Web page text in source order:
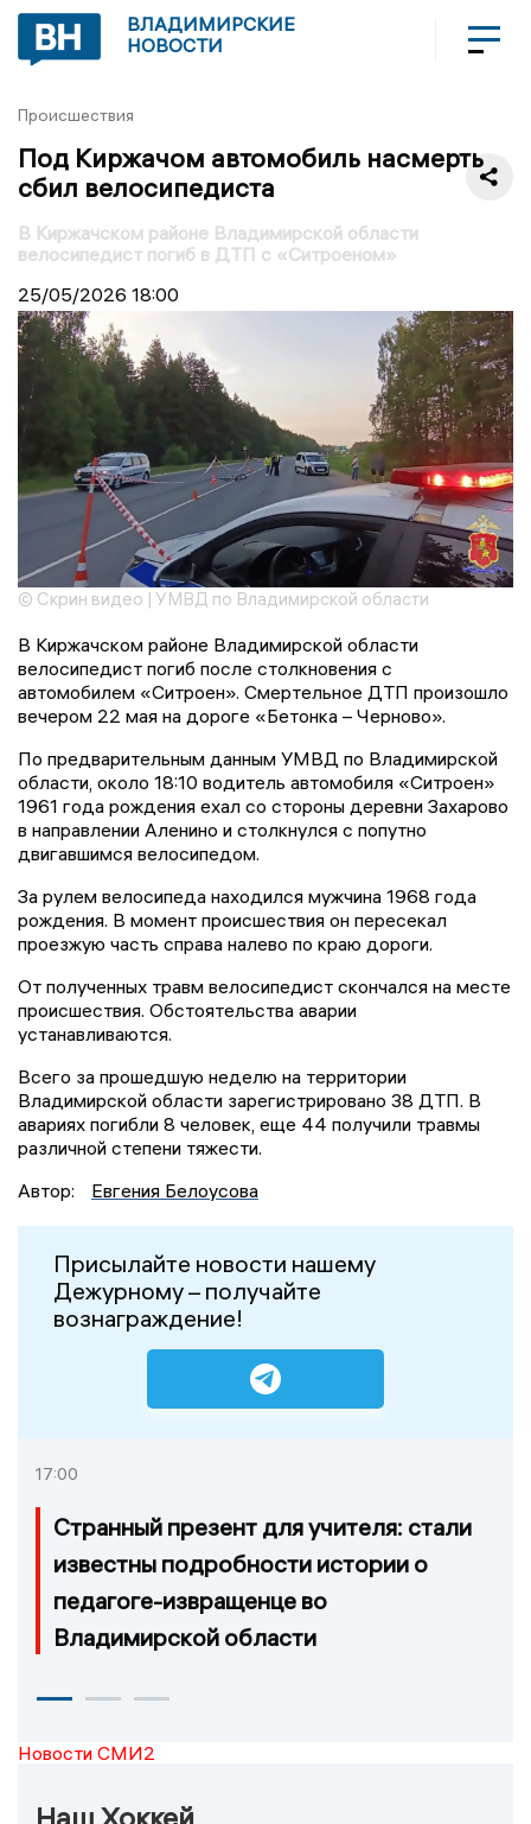
ВЛАДИМИРСКИЕ
НОВОСТИ
Происшествия
Под Киржачом автомобиль насмерть
сбил велосипедиста
В Киржачском районе Владимирской области
велосипедист погиб в ДТП с «Ситроеном»
25/05/2026 18:00
© Скрин видео | УМВД по Владимирской области
В Киржачском районе Владимирской области
велосипедист погиб после столкновения с
автомобилем «Ситроен». Смертельное ДТП произошло
вечером 22 мая на дороге «Бетонка – Черново».
По предварительным данным УМВД по Владимирской
области, около 18:10 водитель автомобиля «Ситроен»
1961 года рождения ехал со стороны деревни Захарово
в направлении Аленино и столкнулся с попутно
двигавшимся велосипедом.
За рулем велосипеда находился мужчина 1968 года
рождения. В момент происшествия он пересекал
проезжую часть справа налево по краю дороги.
От полученных травм велосипедист скончался на месте
происшествия. Обстоятельства аварии
устанавливаются.
Всего за прошедшую неделю на территории
Владимирской области зарегистрировано 38 ДТП. В
авариях погибли 8 человек, еще 44 получили травмы
различной степени тяжести.
Автор:
Евгения Белоусова
Присылайте новости нашему
Дежурному – получайте
вознаграждение!
17:00
Странный презент для учителя: стали
известны подробности истории о
педагоге-извращенце во
Владимирской области
Новости СМИ2